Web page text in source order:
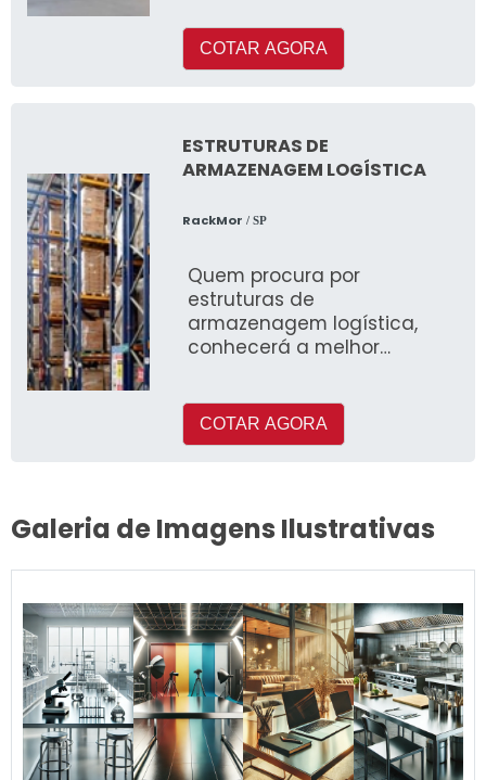
COTAR AGORA
ESTRUTURAS DE
ARMAZENAGEM LOGÍSTICA
RackMor / SP
Quem procura por
estruturas de
armazenagem logística,
conhecerá a melhor
COTAR AGORA
Galeria de Imagens Ilustrativas